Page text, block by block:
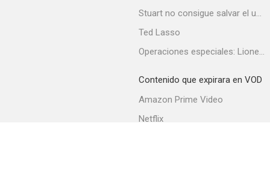
Stuart no consigue salvar el universo
Ted Lasso
Operaciones especiales: Lioness
Contenido que expirara en VOD
Amazon Prime Video
Netflix